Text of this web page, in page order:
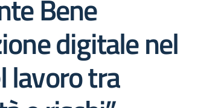
Bene
digitale nel
lavoro tra